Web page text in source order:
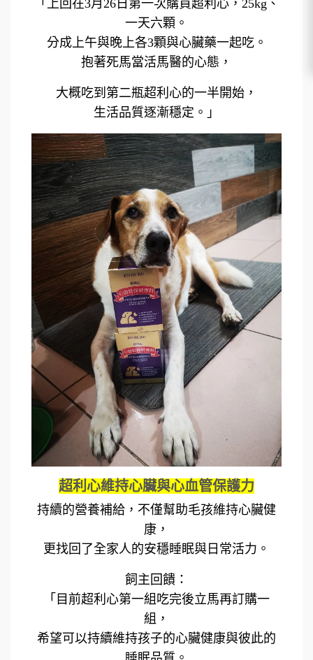
「上回在3月26日第一次購買超利心，25kg、
一天六顆。
分成上午與晚上各3顆與心臟藥一起吃。
抱著死馬當活馬醫的心態，
大概吃到第二瓶超利心的一半開始，
生活品質逐漸穩定。」
超利心維持心臟與心血管保護力
持續的營養補給，不僅幫助毛孩維持心臟健
康，
更找回了全家人的安穩睡眠與日常活力。
飼主回饋：
「目前超利心第一組吃完後立馬再訂購一
組，
希望可以持續維持孩子的心臟健康與彼此的